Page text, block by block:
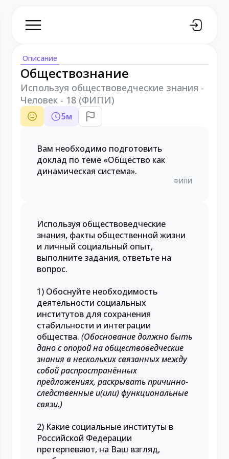
Описание
Обществознание
Используя обществоведческие знания -
Человек - 18 (ФИПИ)
5м
Вам необходимо подготовить
доклад по теме «Общество как
динамическая система».
ФИПИ
Используя обществоведческие
знания, факты общественной жизни
и личный социальный опыт,
выполните задания, ответьте на
вопрос.
1) Обоснуйте необходимость
деятельности социальных
институтов для сохранения
стабильности и интеграции
общества. (Обоснование должно быть
дано с опорой на обществоведческие
знания в нескольких связанных между
собой распространённых
предложениях, раскрывать причинно-
следственные и(или) функциональные
связи.)
2) Какие социальные институты в
Российской Федерации
претерпевают, на Ваш взгляд,